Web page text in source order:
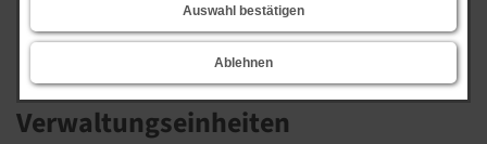
Auswahl bestätigen
Ablehnen
E-Mail:riko.lackner@esens.de
Verwaltungseinheiten